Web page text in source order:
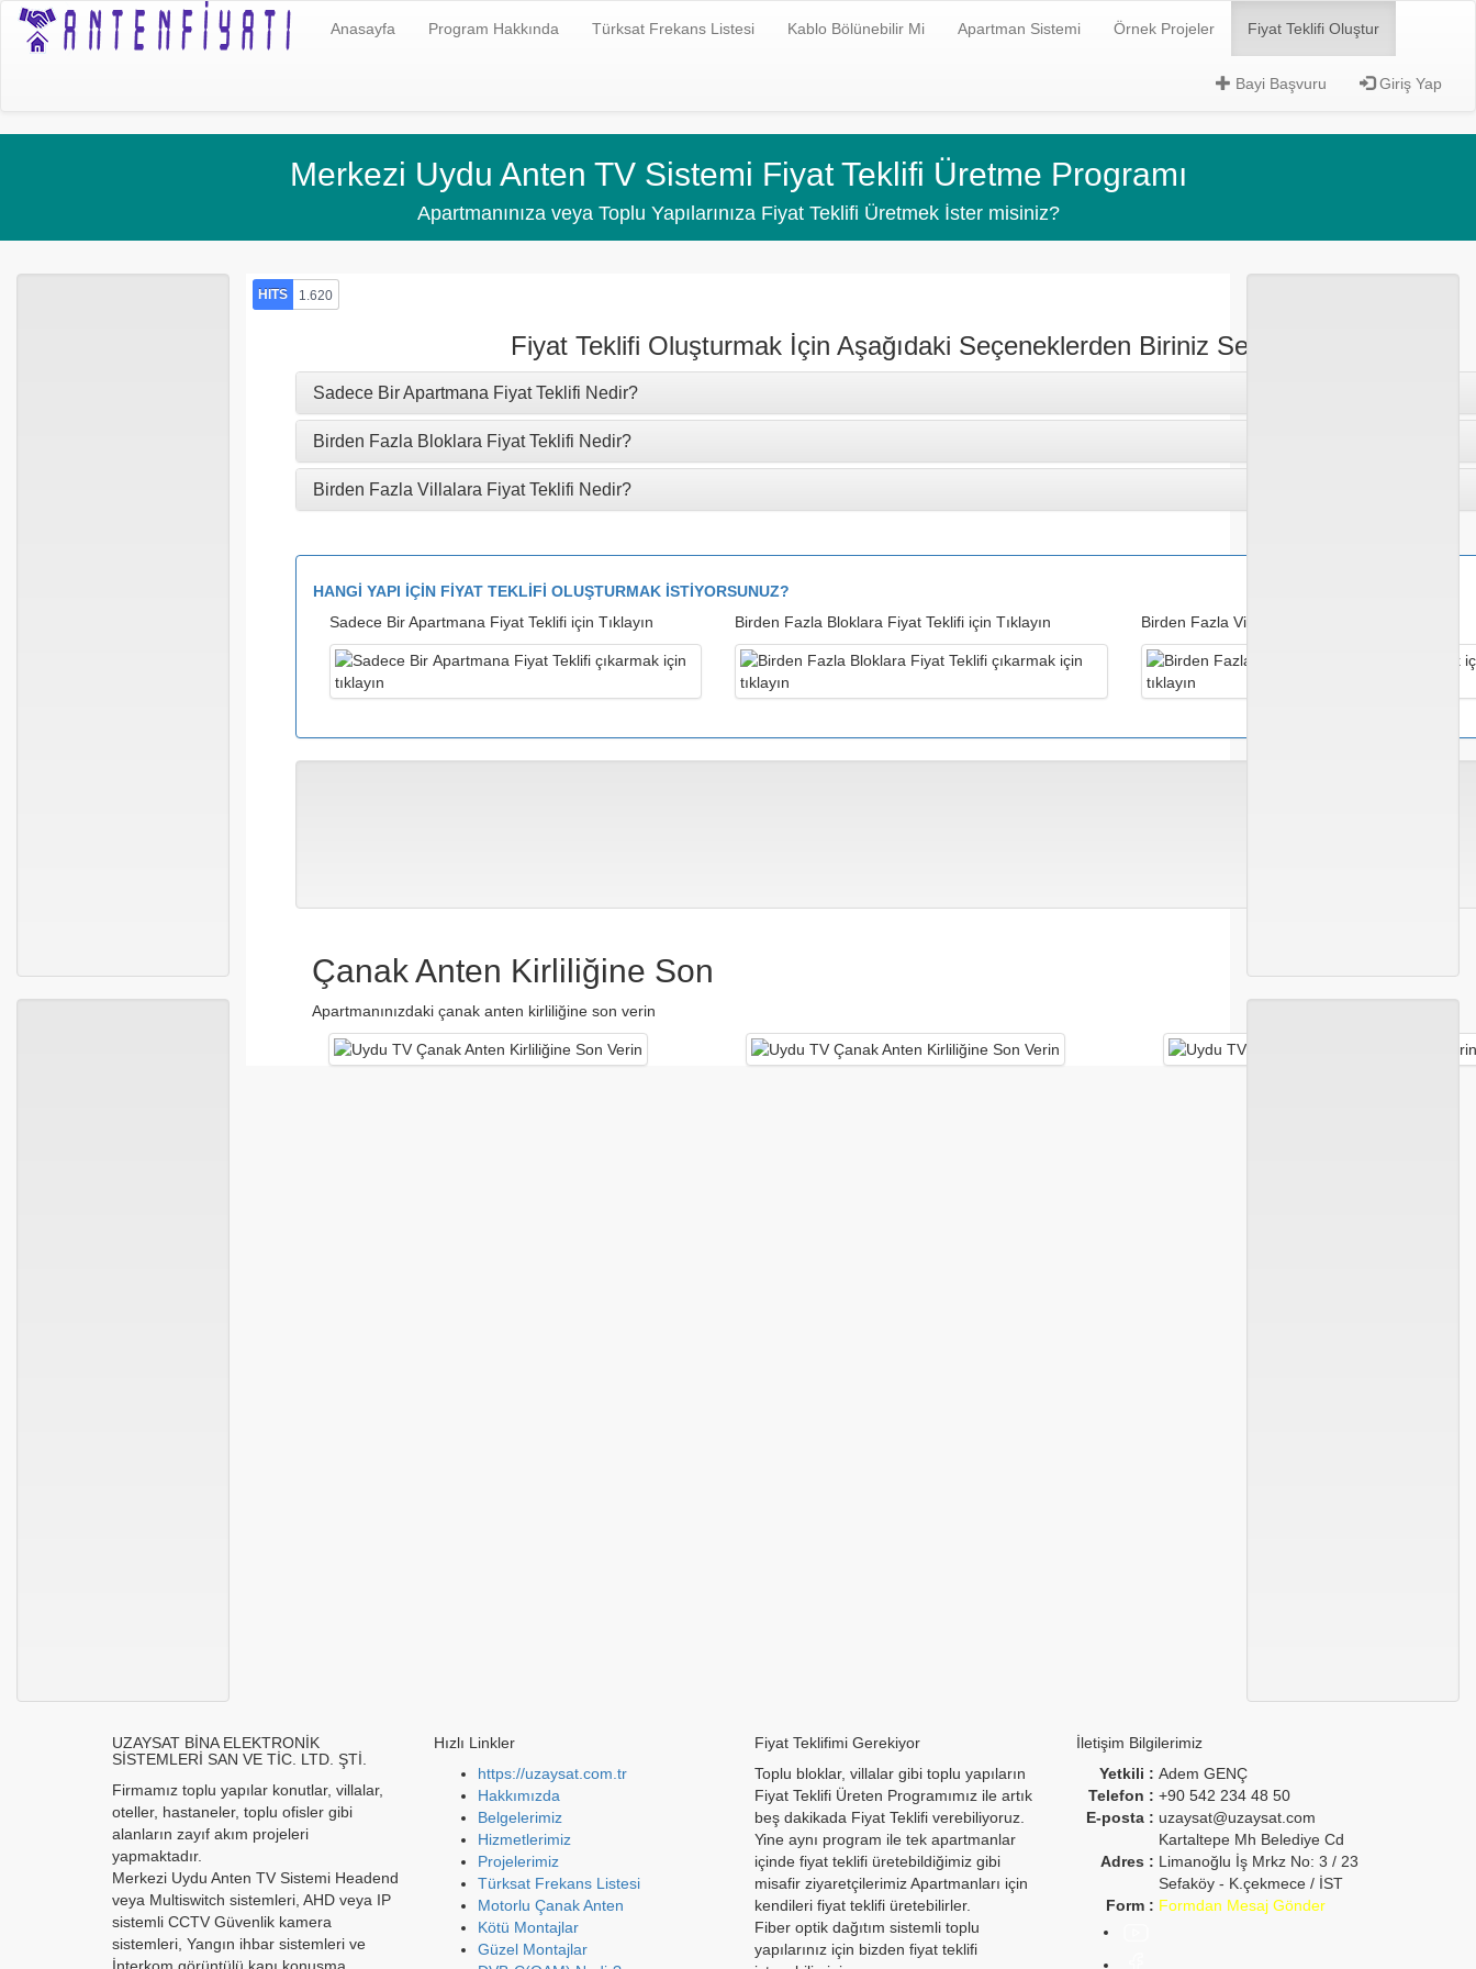
Anasayfa Program Hakkında Türksat Frekans Listesi Kablo Bölünebilir Mi Apartman Sistemi Örnek Projeler Fiyat Teklifi Oluştur
Bayi Başvuru Giriş Yap
Merkezi Uydu Anten TV Sistemi Fiyat Teklifi Üretme Programı
Apartmanınıza veya Toplu Yapılarınıza Fiyat Teklifi Üretmek İster misiniz?
HITS 1.620
Fiyat Teklifi Oluşturmak İçin Aşağıdaki Seçeneklerden Biriniz Seçiniz
Sadece Bir Apartmana Fiyat Teklifi Nedir?
Birden Fazla Bloklara Fiyat Teklifi Nedir?
Birden Fazla Villalara Fiyat Teklifi Nedir?
HANGİ YAPI İÇİN FİYAT TEKLİFİ OLUŞTURMAK İSTİYORSUNUZ?
Sadece Bir Apartmana Fiyat Teklifi için Tıklayın
Birden Fazla Bloklara Fiyat Teklifi için Tıklayın Birden Fazla Villalara Fiyat Teklifi için Tıklayın
Çanak Anten Kirliliğine Son
Apartmanınızdaki çanak anten kirliliğine son verin
UZAYSAT BİNA ELEKTRONİK
SİSTEMLERİ SAN VE TİC. LTD. ŞTİ.
Firmamız toplu yapılar konutlar, villalar,
oteller, hastaneler, toplu ofisler gibi
alanların zayıf akım projeleri
yapmaktadır.
Merkezi Uydu Anten TV Sistemi Headend
veya Multiswitch sistemleri, AHD veya IP
sistemli CCTV Güvenlik kamera
sistemleri, Yangın ihbar sistemleri ve
Hızlı Linkler
https://uzaysat.com.tr
Hakkımızda
Belgelerimiz
Hizmetlerimiz
Projelerimiz
Türksat Frekans Listesi
Motorlu Çanak Anten
Kötü Montajlar
Güzel Montajlar
Fiyat Teklifimi Gerekiyor
Toplu bloklar, villalar gibi toplu yapıların
Fiyat Teklifi Üreten Programımız ile artık
beş dakikada Fiyat Teklifi verebiliyoruz.
Yine aynı program ile tek apartmanlar
içinde fiyat teklifi üretebildiğimiz gibi
misafir ziyaretçilerimiz Apartmanları için
kendileri fiyat teklifi üretebilirler.
Fiber optik dağıtım sistemli toplu
yapılarınız için bizden fiyat teklifi
İletişim Bilgilerimiz
Yetkili : Adem GENÇ
Telefon : +90 542 234 48 50
E-posta : uzaysat@uzaysat.com
Adres :
Kartaltepe Mh Belediye Cd
Limanoğlu İş Mrkz No: 3 / 23
Sefaköy - K.çekmece / İST
Form : Formdan Mesaj Gönder